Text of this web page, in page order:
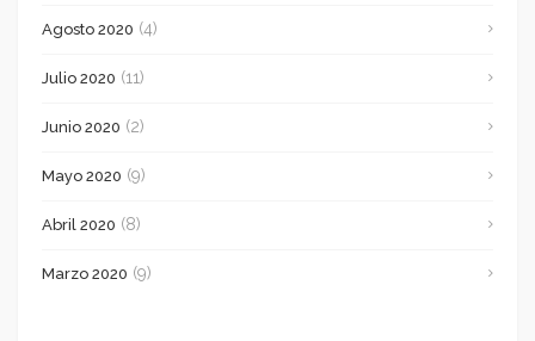
Agosto 2020 (4)
Julio 2020 (11)
Junio 2020 (2)
Mayo 2020 (9)
Abril 2020 (8)
Marzo 2020 (9)